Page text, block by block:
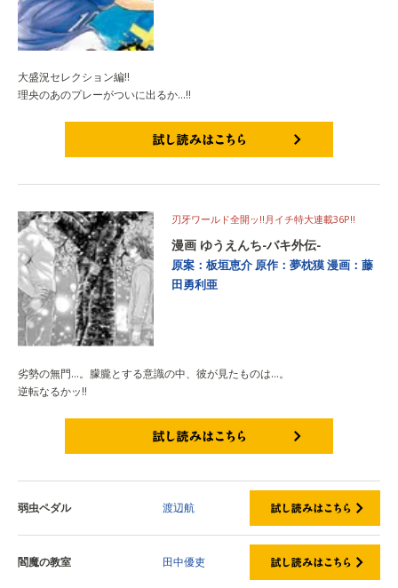
大盛況セレクション編!!
理央のあのプレーがついに出るか…!!
刃牙ワールド全開ッ!!月イチ特大連載36P!!
漫画 ゆうえんち-バキ外伝-
原案：板垣恵介 原作：夢枕獏漫画：藤
田勇利亜
劣勢の無門…。朦朧とする意識の中、彼が見たものは…。
逆転なるかッ!!
弱虫ペダル 渡辺航
閻魔の教室 田中優吏